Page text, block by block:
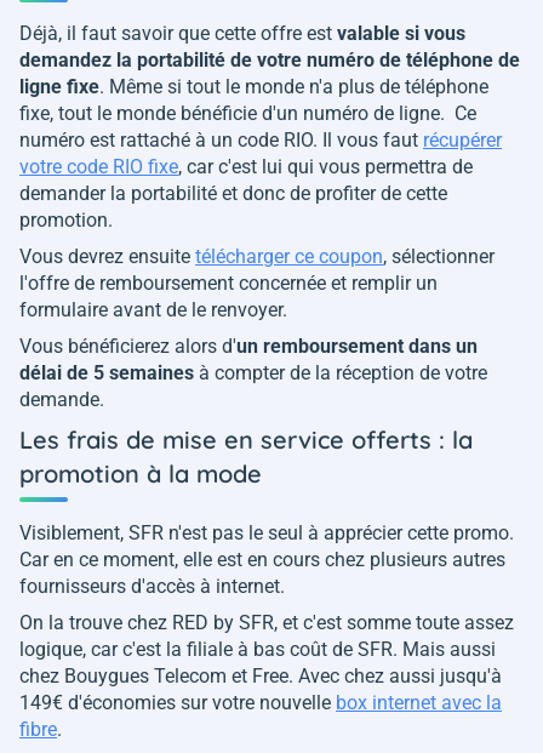
Déjà, il faut savoir que cette offre est valable si vous
demandez la portabilité de votre numéro de téléphone de
ligne fixe. Même si tout le monde n'a plus de téléphone
fixe, tout le monde bénéficie d'un numéro de ligne. Ce
numéro est rattaché à un code RIO. Il vous faut récupérer
votre code RIO fixe, car c'est lui qui vous permettra de
demander la portabilité et donc de profiter de cette
promotion.
Vous devrez ensuite télécharger ce coupon, sélectionner
l'offre de remboursement concernée et remplir un
formulaire avant de le renvoyer.
Vous bénéficierez alors d'un remboursement dans un
délai de 5 semaines à compter de la réception de votre
demande.
Les frais de mise en service offerts : la
promotion à la mode
Visiblement, SFR n'est pas le seul à apprécier cette promo.
Car en ce moment, elle est en cours chez plusieurs autres
fournisseurs d'accès à internet.
On la trouve chez RED by SFR, et c'est somme toute assez
logique, car c'est la filiale à bas coût de SFR. Mais aussi
chez Bouygues Telecom et Free. Avec chez aussi jusqu'à
149€ d'économies sur votre nouvelle box internet avec la
fibre.